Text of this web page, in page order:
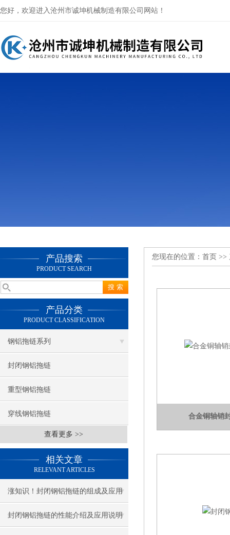
您好，欢迎进入沧州市诚坤机械制造有限公司网站！
产品搜索
PRODUCT SEARCH
产品分类
PRODUCT CLASSIFICATION
钢铝拖链系列
封闭钢铝拖链
重型钢铝拖链
穿线钢铝拖链
查看更多 >>
相关文章
RELEVANT ARTICLES
涨知识！封闭钢铝拖链的组成及应用
封闭钢铝拖链的性能介绍及应用说明
您现在的位置： 首页 >>
合金铜轴销